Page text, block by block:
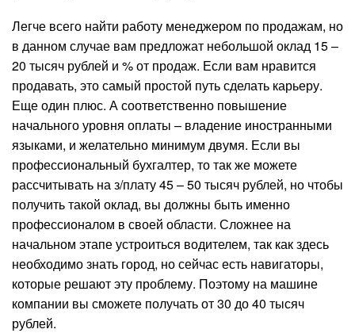
Легче всего найти работу менеджером по продажам, но
в данном случае вам предложат небольшой оклад 15 –
20 тысяч рублей и % от продаж. Если вам нравится
продавать, это самый простой путь сделать карьеру.
Еще один плюс. А соответственно повышение
начального уровня оплаты – владение иностранными
языками, и желательно минимум двумя. Если вы
профессиональный бухгалтер, то так же можете
рассчитывать на з/плату 45 – 50 тысяч рублей, но чтобы
получить такой оклад, вы должны быть именно
профессионалом в своей области. Сложнее на
начальном этапе устроиться водителем, так как здесь
необходимо знать город, но сейчас есть навигаторы,
которые решают эту проблему. Поэтому на машине
компании вы сможете получать от 30 до 40 тысяч
рублей.